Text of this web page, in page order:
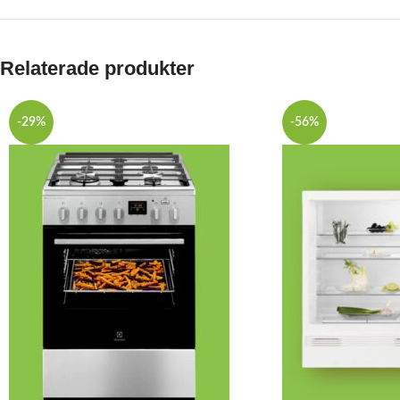
Relaterade produkter
-29% -56%